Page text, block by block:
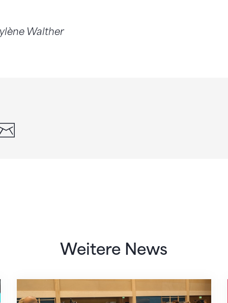
Walther
Weitere News
Mit klaren Zielen nach Zagreb